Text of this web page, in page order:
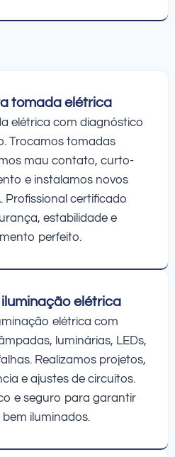
tomada elétrica
elétrica com diagnóstico
Trocamos tomadas
mau contato, curto-
e instalamos novos
Profissional certificado
estabilidade e
perfeito.
elétrica
elétrica com
luminárias, LEDs,
Realizamos projetos,
e ajustes de circuitos.
e seguro para garantir
iluminados.